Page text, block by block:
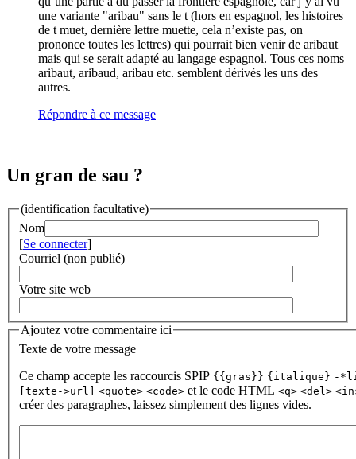
une variante "aribau" sans le t (hors en espagnol, les histoires
de t muet, dernière lettre muette, cela n’existe pas, on
prononce toutes les lettres) qui pourrait bien venir de aribaut
mais qui se serait adapté au langage espagnol. Tous ces noms
aribaut, aribaud, aribau etc. semblent dérivés les uns des
autres.
Répondre à ce message
Un gran de sau ?
(identification facultative)
Nom
[Se connecter]
Courriel (non publié)
Votre site web
Ajoutez votre commentaire ici
Texte de votre message
Ce champ accepte les raccourcis SPIP {{gras}} {italique} -
[texte->url]
<quote> <code> et le code HTML <q> <del>
créer des paragraphes, laissez simplement des lignes vides.